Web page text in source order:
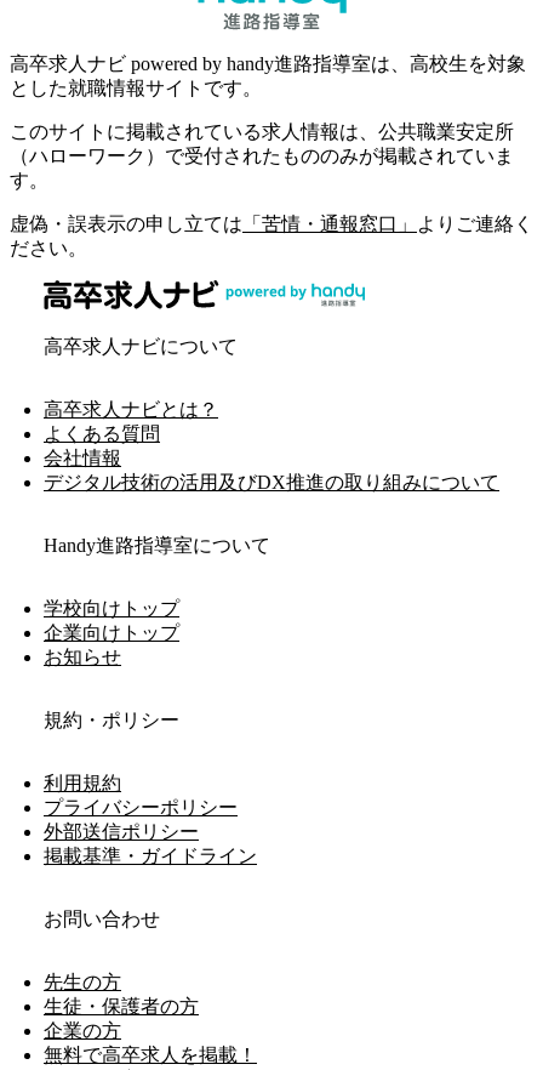
高卒求人ナビ powered by handy進路指導室は、高校生を対象
とした就職情報サイトです。
このサイトに掲載されている求人情報は、公共職業安定所
（ハローワーク）で受付されたもののみが掲載されていま
す。
虚偽・誤表示の申し立ては 「苦情・通報窓口」
よりご連絡く
ださい。
高卒求人ナビについて
高卒求人ナビとは？
よくある質問
会社情報
デジタル技術の活用及びDX推進の取り組みについて
Handy進路指導室について
学校向けトップ
企業向けトップ
お知らせ
規約・ポリシー
利用規約
プライバシーポリシー
外部送信ポリシー
掲載基準・ガイドライン
お問い合わせ
先生の方
生徒・保護者の方
企業の方
無料で高卒求人を掲載！